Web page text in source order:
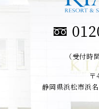
（受付時
〒
静岡県浜松市浜